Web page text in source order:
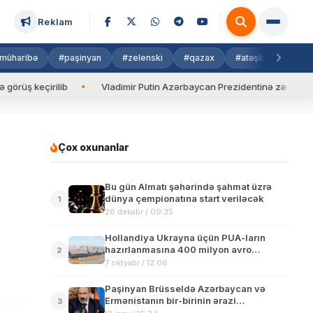
Reklam
#paşinyan #zelenski #qazax #atəşkəs
Vladimir Putin Azərbaycan Prezidentinə zəng edib
Çox oxunanlar
1
Bu gün Almatı şəhərində şahmat üzrə
dünya çempionatına start veriləcək
26 dekabr / 09:35
2
Hollandiya Ukrayna üçün PUA-ların
hazırlanmasına 400 milyon avro
ayıracaq
7 oktyabr / 12:06
3
Paşinyan Brüsseldə Azərbaycan və
Ermənistanın bir-birinin ərazi